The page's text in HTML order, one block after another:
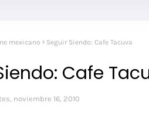
mexicano Seguir Siendo: Cafe Tacuva
Cafe
noviembre 16, 2010